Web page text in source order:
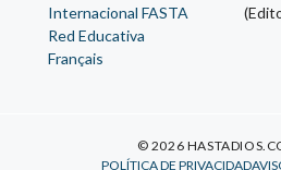
Internacional FASTA
Red Educativa
Français
© 2026
POLÍTICA DE PRIVACIDAD